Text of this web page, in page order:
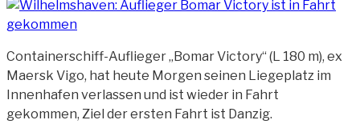
Containerschiff-Auflieger „Bomar Victory“ (L 180 m), ex
Maersk Vigo, hat heute Morgen seinen Liegeplatz im
Innenhafen verlassen und ist wieder in Fahrt
gekommen, Ziel der ersten Fahrt ist Danzig.